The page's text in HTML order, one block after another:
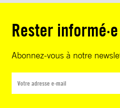
Rester informé·e
Abonnez-vous à notre